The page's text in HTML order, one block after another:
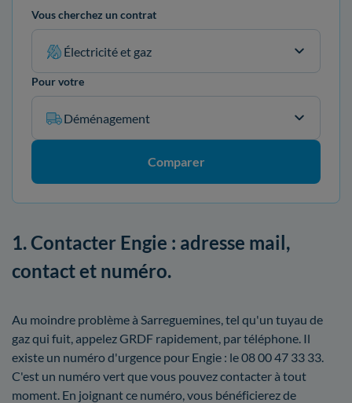
Vous cherchez un contrat
Électricité et gaz
Pour votre
Déménagement
Comparer
1. Contacter Engie : adresse mail,
contact et numéro.
Au moindre problème à Sarreguemines, tel qu'un tuyau de
gaz qui fuit, appelez GRDF rapidement, par téléphone. Il
existe un numéro d'urgence pour Engie : le 08 00 47 33 33.
C'est un numéro vert que vous pouvez contacter à tout
moment. En joignant ce numéro, vous bénéficierez de